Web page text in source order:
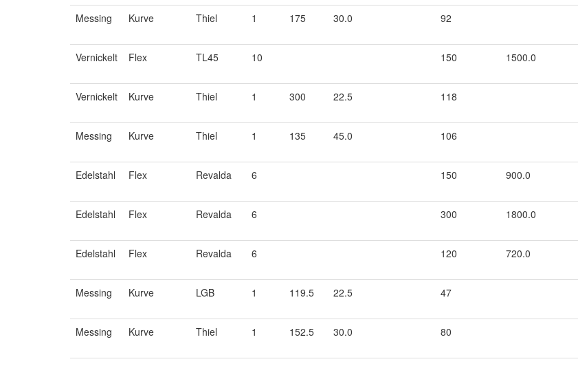
Messing Kurve Thiel 1 175 30.0 92
Vernickelt Flex TL45 10 150 1500.0
Vernickelt Kurve Thiel 1 300 22.5 118
Messing Kurve Thiel 1 135 45.0 106
Edelstahl Flex Revalda 6 150 900.0
Edelstahl
Flex Revalda 6 300 1800.0
Edelstahl
Flex Revalda 6 120 720.0
Messing
Kurve LGB 1 119.5 22.5 47
Messing
Kurve Thiel 1 152.5 30.0 80